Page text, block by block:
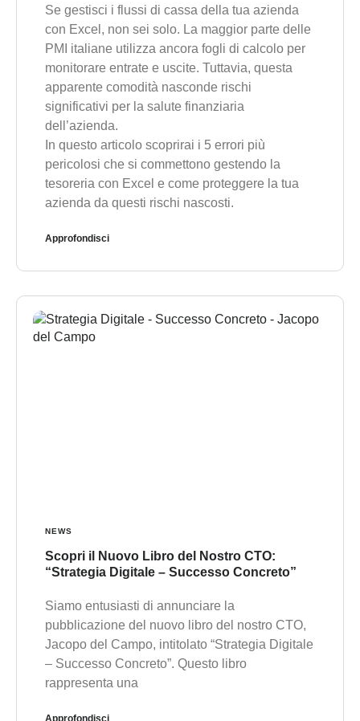
Se gestisci i flussi di cassa della tua azienda
con Excel, non sei solo. La maggior parte delle
PMI italiane utilizza ancora fogli di calcolo per
monitorare entrate e uscite. Tuttavia, questa
apparente comodità nasconde rischi
significativi per la salute finanziaria
dell’azienda.
In questo articolo scoprirai i 5 errori più
pericolosi che si commettono gestendo la
tesoreria con Excel e come proteggere la tua
azienda da questi rischi nascosti.
Approfondisci
NEWS
Scopri il Nuovo Libro del Nostro CTO:
“Strategia Digitale – Successo Concreto”
Siamo entusiasti di annunciare la
pubblicazione del nuovo libro del nostro CTO,
Jacopo del Campo, intitolato “Strategia Digitale
– Successo Concreto”. Questo libro
rappresenta una
Approfondisci